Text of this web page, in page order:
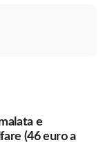
e
(46 euro a